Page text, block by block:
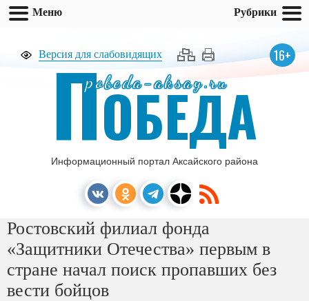
Версия для слабовидящих 16+
pobeda-aksay.ru
ПОБЕДА
Информационный портал Аксайского района
Ростовский филиал фонда
«Защитники Отечества» первым в
стране начал поиск пропавших без
вести бойцов
Меню Рубрики